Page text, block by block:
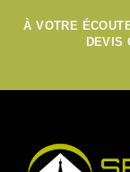
À VOTRE
DEVIS